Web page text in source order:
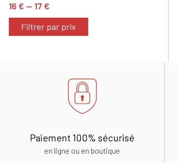
16 € — 17 €
Filtrer par prix
Paiement 100% sécurisé
en ligne ou en boutique